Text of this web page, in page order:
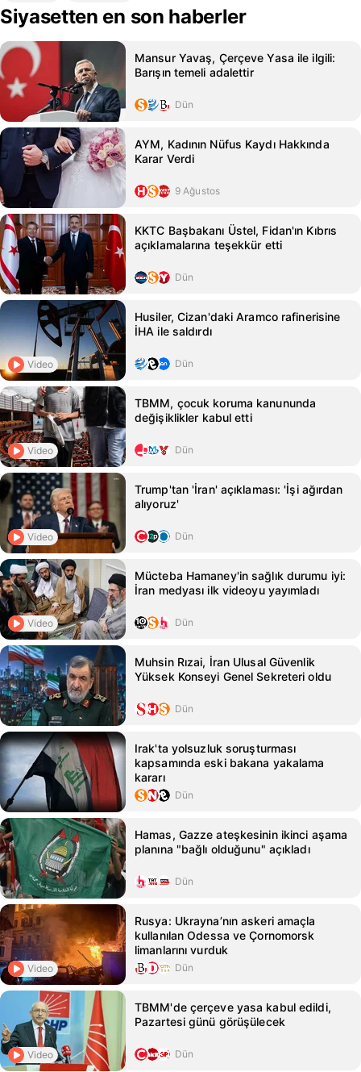
Siyasetten en son haberler
Mansur Yavaş, Çerçeve Yasa ile ilgili:
Barışın temeli adalettir
Dün
AYM, Kadının Nüfus Kaydı Hakkında
Karar Verdi
9 Ağustos
KKTC Başbakanı Üstel, Fidan'ın Kıbrıs
açıklamalarına teşekkür etti
Dün
Video
Husiler, Cizan'daki Aramco rafinerisine
İHA ile saldırdı
Dün
Video
TBMM, çocuk koruma kanununda
değişiklikler kabul etti
Dün
Video
Trump'tan 'İran' açıklaması: 'İşi ağırdan
alıyoruz'
Dün
Video
Mücteba Hamaney'in sağlık durumu iyi:
İran medyası ilk videoyu yayımladı
Dün
Muhsin Rızai, İran Ulusal Güvenlik
Yüksek Konseyi Genel Sekreteri oldu
Dün
Irak'ta yolsuzluk soruşturması
kapsamında eski bakana yakalama
kararı
Dün
Hamas, Gazze ateşkesinin ikinci aşama
planına "bağlı olduğunu" açıkladı
Dün
Video
Rusya: Ukrayna’nın askeri amaçla
kullanılan Odessa ve Çornomorsk
limanlarını vurduk
Dün
Video
TBMM'de çerçeve yasa kabul edildi,
Pazartesi günü görüşülecek
Dün